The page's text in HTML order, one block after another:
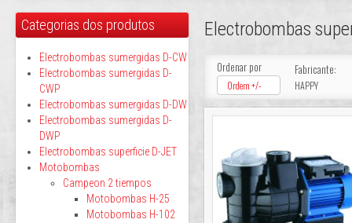
Electrobombas
Ordenar por
Ordem +/-
Fabricante:
HAPPY
Categorias dos produtos
Electrobombas sumergidas D-CW
Electrobombas sumergidas D-
CWP
Electrobombas sumergidas D-DW
Electrobombas sumergidas D-
DWP
Electrobombas superficie D-JET
Motobombas
Campeon 2 tiempos
Motobombas H-25
Motobombas H-102